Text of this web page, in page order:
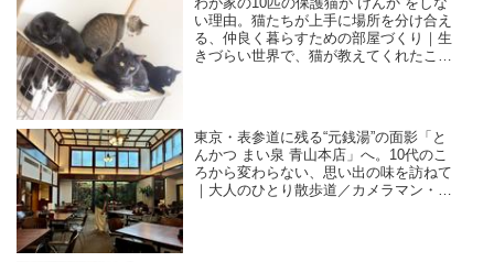
わが家の10匹の保護猫が“けんか”をしな
い理由。猫たちが上手に場所を分け合え
る、仲良く暮らすための部屋づくり｜生
きづらい世界で、猫が教えてくれたこと
東京・表参道に残る“元銭湯”の面影「と
んかつ まい泉 青山本店」へ。10代のこ
ろから変わらない、思い出の味を訪ねて
｜大人のひとり散歩道／カメラマン・石